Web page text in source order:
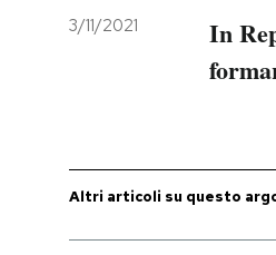
AREA PERSONALE
Entra
3/11/2021
In
Altri articoli su questo